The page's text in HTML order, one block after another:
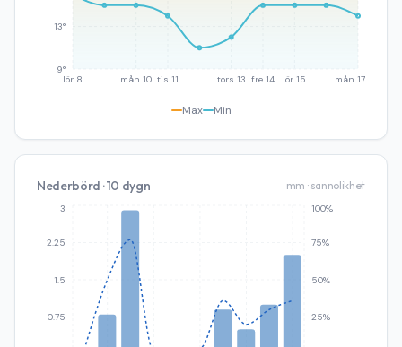
lör 8 mån 10 tis 11 tors 13 fre 14 lör 15 mån 17
9°
13°
Max Min
Nederbörd · 10 dygn mm · sannolikhet
0.75
1.5
2.25
3
25%
50%
75%
100%